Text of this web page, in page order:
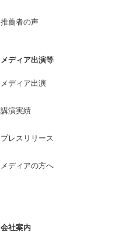
推薦者の声
メディア出演等
メディア出演
講演実績
プレスリリース
メディアの方へ
会社案内